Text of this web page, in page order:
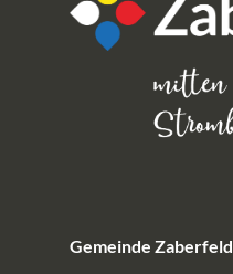
Gemeinde Zaberfeld